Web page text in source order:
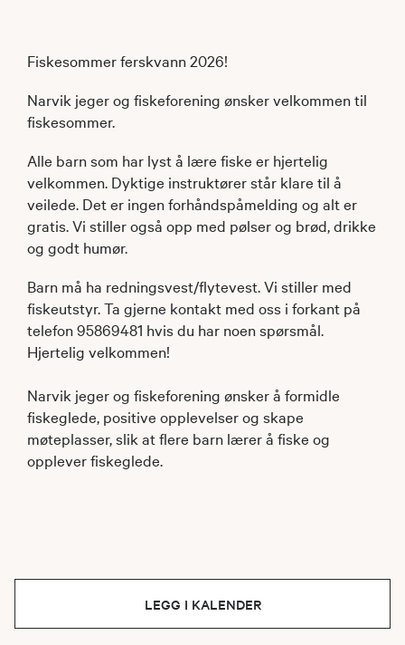
Fiskesommer ferskvann 2026!
Narvik jeger og fiskeforening ønsker velkommen til
fiskesommer.
Alle barn som har lyst å lære fiske er hjertelig
velkommen. Dyktige instruktører står klare til å
veilede. Det er ingen forhåndspåmelding og alt er
gratis. Vi stiller også opp med pølser og brød, drikke
og godt humør.
Barn må ha redningsvest/flytevest. Vi stiller med
fiskeutstyr. Ta gjerne kontakt med oss i forkant på
telefon 95869481 hvis du har noen spørsmål.
Hjertelig velkommen!
Narvik jeger og fiskeforening ønsker å formidle
fiskeglede, positive opplevelser og skape
møteplasser, slik at flere barn lærer å fiske og
opplever fiskeglede.
LEGG I KALENDER